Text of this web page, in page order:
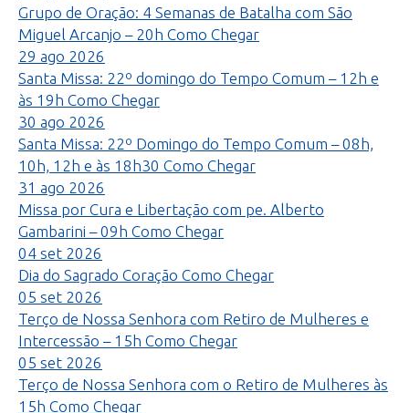
Grupo de Oração: 4 Semanas de Batalha com São
Miguel Arcanjo – 20h Como Chegar
29 ago 2026
Santa Missa: 22º domingo do Tempo Comum – 12h e
às 19h Como Chegar
30 ago 2026
Santa Missa: 22º Domingo do Tempo Comum – 08h,
10h, 12h e às 18h30 Como Chegar
31 ago 2026
Missa por Cura e Libertação com pe. Alberto
Gambarini – 09h Como Chegar
04 set 2026
Dia do Sagrado Coração Como Chegar
05 set 2026
Terço de Nossa Senhora com Retiro de Mulheres e
Intercessão – 15h Como Chegar
05 set 2026
Terço de Nossa Senhora com o Retiro de Mulheres às
15h Como Chegar